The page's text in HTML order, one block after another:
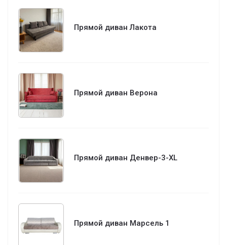
Прямой диван Лакота
Прямой диван Верона
Прямой диван Денвер-3-XL
Прямой диван Марсель 1